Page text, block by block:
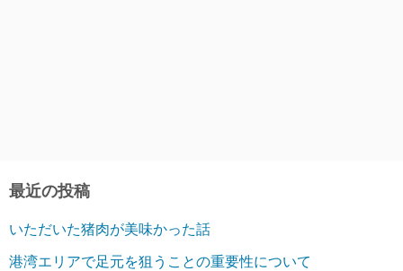
最近の投稿
いただいた猪肉が美味かった話
港湾エリアで足元を狙うことの重要性について